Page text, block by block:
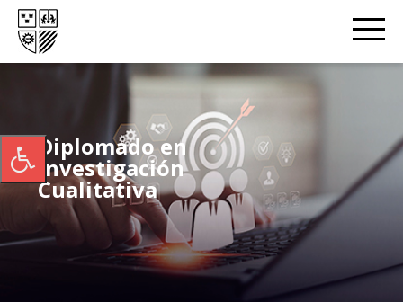
Diplomado en
Investigación
Cualitativa